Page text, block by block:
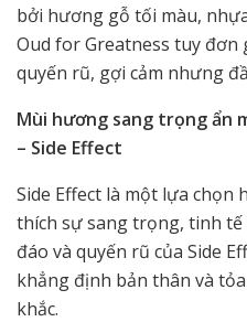
bởi hương gỗ tối màu,
Oud for Greatness tuy
quyến rũ, gợi cảm nhưng
Mùi hương sang trọng
– Side Effect
Side Effect là một lựa chọn
thích sự sang trọng, tinh
đáo và quyến rũ của Side
khẳng định bản thân và
khắc.